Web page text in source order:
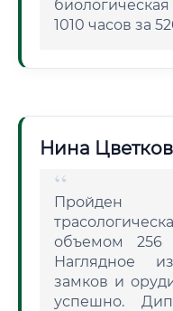
1010 часов за
Нина
Пройден
объемом 256
Наглядное
замков и
успешно.